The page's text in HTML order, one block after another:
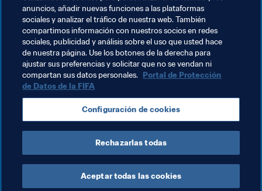
Salud y atención médica
Iniciativas educativas
TÉRMINOS DE SERVICIO
PORTAL DE PROTECCIÓN DE DATOS DE LA FIFA
DESCÁRGALO
CONFIGURACIÓN DE COOKIES
Copyright © 1994 - 2025 FIFA. Reservados todos los derechos.
Cookie Settings
anuncios, añadir nuevas funciones a las plataformas
sociales y analizar el tráfico de nuestra web. También
compartimos información con nuestros socios en redes
sociales, publicidad y análisis sobre el uso que usted hace
de nuestra página. Use los botones de la derecha para
ajustar sus preferencias y solicitar que no se vendan ni
compartan sus datos personales. Portal de Protección
de Datos de la FIFA
Configuración de cookies
Rechazarlas todas
Aceptar todas las cookies